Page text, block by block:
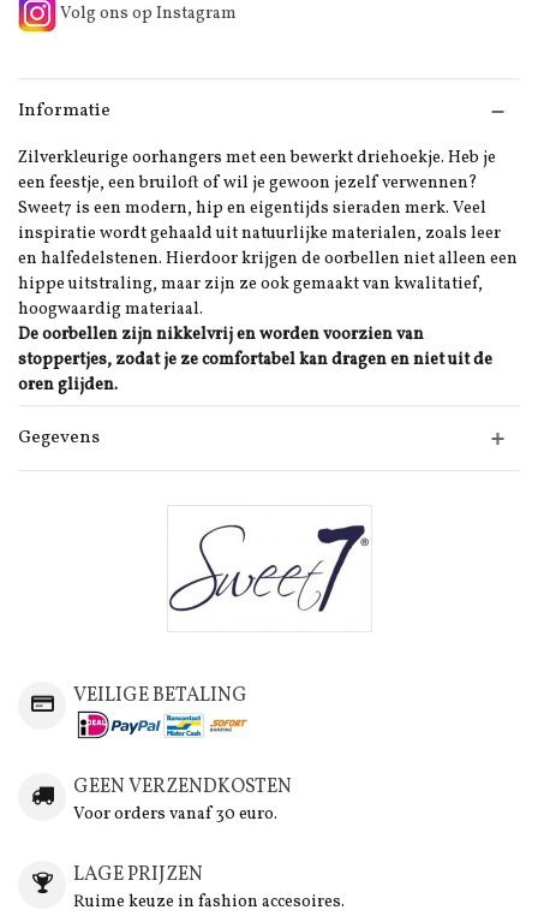
Volg ons op Instagram
Informatie
Zilverkleurige oorhangers met een bewerkt driehoekje. Heb je
een feestje, een bruiloft of wil je gewoon jezelf verwennen?
Sweet7 is een modern, hip en eigentijds sieraden merk. Veel
inspiratie wordt gehaald uit natuurlijke materialen, zoals leer
en halfedelstenen. Hierdoor krijgen de oorbellen niet alleen een
hippe uitstraling, maar zijn ze ook gemaakt van kwalitatief,
hoogwaardig materiaal.
De oorbellen zijn nikkelvrij en worden voorzien van
stoppertjes, zodat je ze comfortabel kan dragen en niet uit de
oren glijden.
Gegevens
VEILIGE BETALING
GEEN VERZENDKOSTEN
Voor orders vanaf 30 euro.
LAGE PRIJZEN
Ruime keuze in fashion accesoires.